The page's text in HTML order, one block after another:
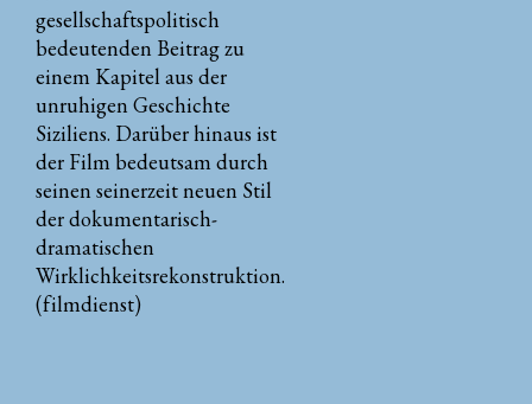
gesellschaftspolitisch
bedeutenden Beitrag zu
einem Kapitel aus der
unruhigen Geschichte
Siziliens. Darüber hinaus ist
der Film bedeutsam durch
seinen seinerzeit neuen Stil
der dokumentarisch-
dramatischen
Wirklichkeitsrekonstruktion.
(filmdienst)